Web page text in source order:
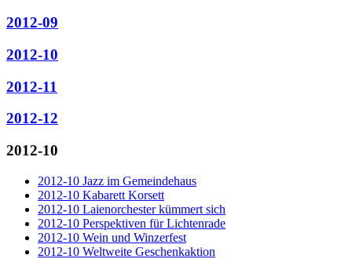
2012-09
2012-10
2012-11
2012-12
2012-10
2012-10 Jazz im Gemeindehaus
2012-10 Kabarett Korsett
2012-10 Laienorchester kümmert sich
2012-10 Perspektiven für Lichtenrade
2012-10 Wein und Winzerfest
2012-10 Weltweite Geschenkaktion